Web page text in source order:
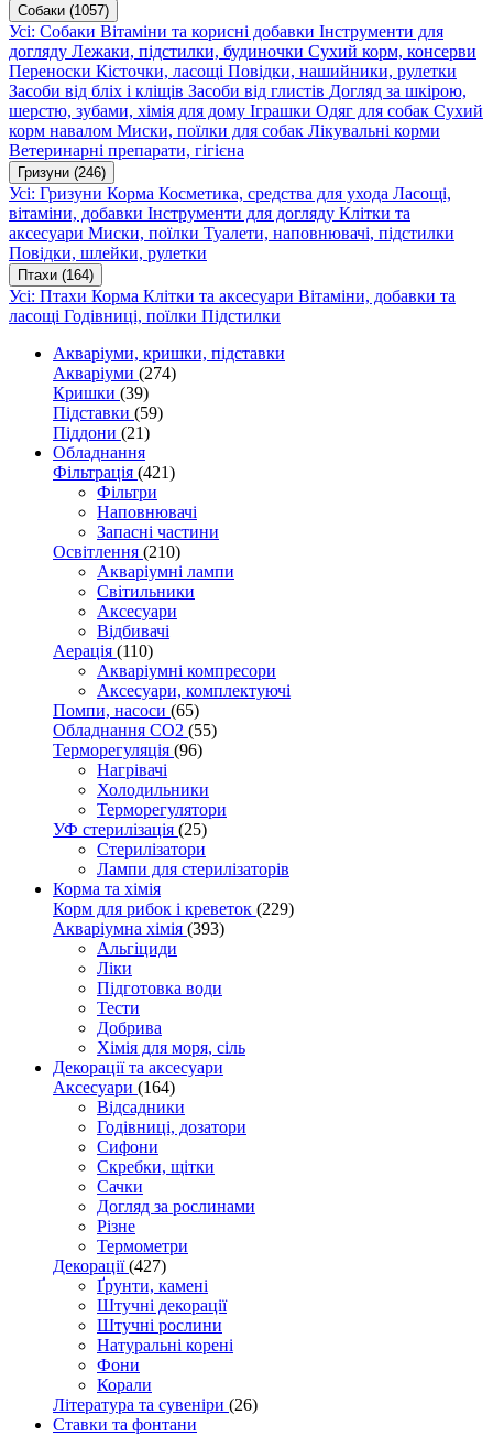
Собаки (1057)
Усі: Собаки Вітаміни та корисні добавки Інструменти для
догляду Лежаки, підстилки, будиночки Сухий корм, консерви
Переноски Кісточки, ласощі Повідки, нашийники, рулетки
Засоби від бліх і кліщів Засоби від глистів Догляд за шкірою,
шерстю, зубами, хімія для дому Іграшки Одяг для собак Сухий
корм навалом Миски, поїлки для собак Лікувальні корми
Ветеринарні препарати, гігієна
Гризуни (246)
Усі: Гризуни Корма Косметика, средства для ухода Ласощі,
вітаміни, добавки Інструменти для догляду Клітки та
аксесуари Миски, поїлки Туалети, наповнювачі, підстилки
Повідки, шлейки, рулетки
Птахи (164)
Усі: Птахи Корма Клітки та аксесуари Вітаміни, добавки та
ласощі Годівниці, поїлки Підстилки
Акваріуми, кришки, підставки
Акваріуми (274)
Кришки (39)
Підставки (59)
Піддони (21)
Обладнання
Фільтрація (421)
Фільтри
Наповнювачі
Запасні частини
Освітлення (210)
Акваріумні лампи
Світильники
Аксесуари
Відбивачі
Аерація (110)
Акваріумні компресори
Аксесуари, комплектуючі
Помпи, насоси (65)
Обладнання CO2 (55)
Терморегуляція (96)
Нагрівачі
Холодильники
Терморегулятори
УФ стерилізація (25)
Стерилізатори
Лампи для стерилізаторів
Корма та хімія
Корм для рибок і креветок (229)
Акваріумна хімія (393)
Альгіциди
Ліки
Підготовка води
Тести
Добрива
Хімія для моря, сіль
Декорації та аксесуари
Аксесуари (164)
Відсадники
Годівниці, дозатори
Сифони
Скребки, щітки
Сачки
Догляд за рослинами
Різне
Термометри
Декорації(427)
Ґрунти, камені
Штучні декорації
Штучні рослини
Натуральні корені
Фони
Корали
Література та сувеніри (26)
Ставки та фонтани